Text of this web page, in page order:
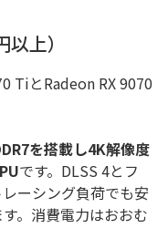
上）
TiとRadeon RX 9070
を搭載し4K解像度
です。DLSS 4とフ
ーシング負荷でも安
。消費電力はおおむ